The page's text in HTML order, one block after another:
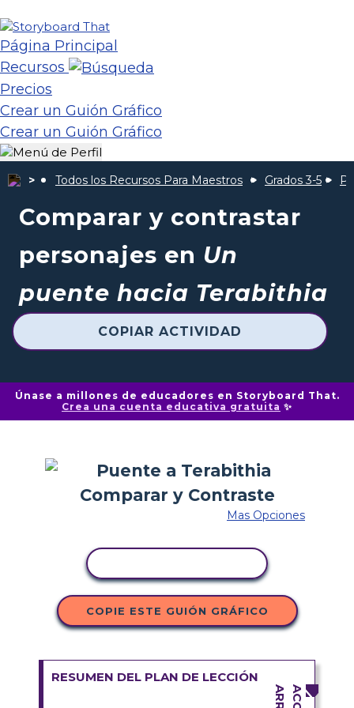
Página Principal
Recursos
Precios
Crear un Guión Gráfico
Crear un Guión Gráfico
Todos los Recursos Para Maestros Grados 3-5
Comparar y contrastar
personajes en Un
puente hacia Terabithia
COPIAR ACTIVIDAD
Únase a millones de educadores en Storyboard That.
Crea una cuenta educativa gratuita ✨
Mas Opciones
COPIE ESTE GUIÓN GRÁFICO
RESUMEN DEL PLAN DE LECCIÓN